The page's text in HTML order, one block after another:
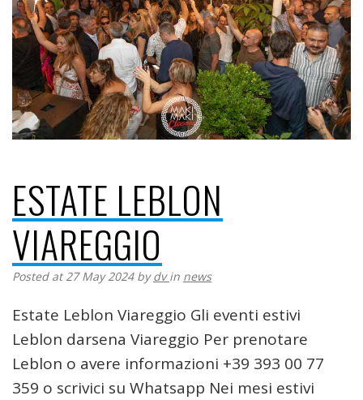
ESTATE LEBLON
VIAREGGIO
Posted at 27 May 2024 bydvin news
Estate Leblon Viareggio Gli eventi estivi
Leblon darsena Viareggio Per prenotare
Leblon o avere informazioni +39 393 00 77
359 o scrivici su Whatsapp Nei mesi estivi